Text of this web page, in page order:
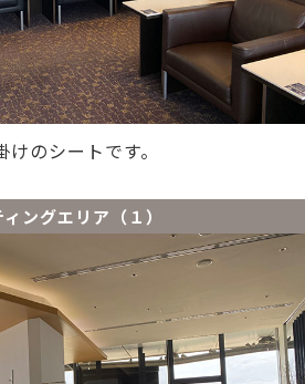
のシートです。
ングエリア（１）